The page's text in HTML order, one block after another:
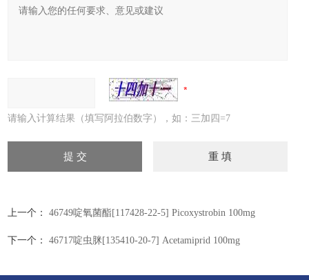
请输入计算结果（填写阿拉伯数字），如：三加四=7
上一个： 46749啶氧菌酯[117428-22-5] Picoxystrobin 100mg
下一个： 46717啶虫脒[135410-20-7] Acetamiprid 100mg